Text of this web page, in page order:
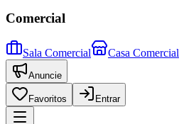
Comercial
Sala Comercial Casa Comercial
Anuncie
Favoritos Entrar